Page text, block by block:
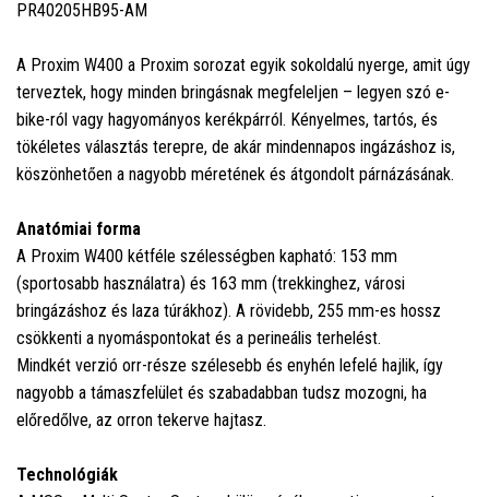
PR40205HB95-AM
A Proxim W400 a Proxim sorozat egyik sokoldalú nyerge, amit úgy
terveztek, hogy minden bringásnak megfeleljen – legyen szó e-
bike-ról vagy hagyományos kerékpárról. Kényelmes, tartós, és
tökéletes választás terepre, de akár mindennapos ingázáshoz is,
köszönhetően a nagyobb méretének és átgondolt párnázásának.
Anatómiai forma
A Proxim W400 kétféle szélességben kapható: 153 mm
(sportosabb használatra) és 163 mm (trekkinghez, városi
bringázáshoz és laza túrákhoz). A rövidebb, 255 mm-es hossz
csökkenti a nyomáspontokat és a perineális terhelést.
Mindkét verzió orr-része szélesebb és enyhén lefelé hajlik, így
nagyobb a támaszfelület és szabadabban tudsz mozogni, ha
előredőlve, az orron tekerve hajtasz.
Technológiák